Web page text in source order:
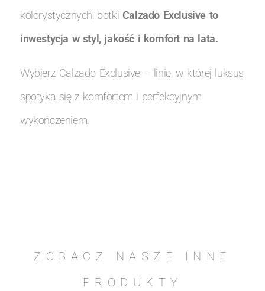
kolorystycznych, botki Calzado Exclusive to
inwestycja w styl, jakość i komfort na lata.
Wybierz Calzado Exclusive – linię, w której luksus
spotyka się z komfortem i perfekcyjnym
wykończeniem.
ZOBACZ NASZE INNE
PRODUKTY